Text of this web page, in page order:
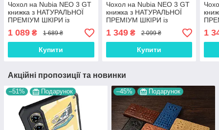
Чохол на Nubia NEO 3 GT
книжка з НАТУРАЛЬНОЇ
ПРЕМІУМ ШКІРИ із
підставкою протиударний
магнітний "CROCODILE"
1 089 ₴ 1 689 ₴
Купити
Чохол на Nubia NEO 3 GT
книжка з НАТУРАЛЬНОЇ
ПРЕМІУМ ШКІРИ із
підставкою протиударний
магнітний "PYTHON"
1 349₴ 2 099 ₴
Купити
1
Акційні пропозиції та новинки
–51% Подарунок –45% Подарунок